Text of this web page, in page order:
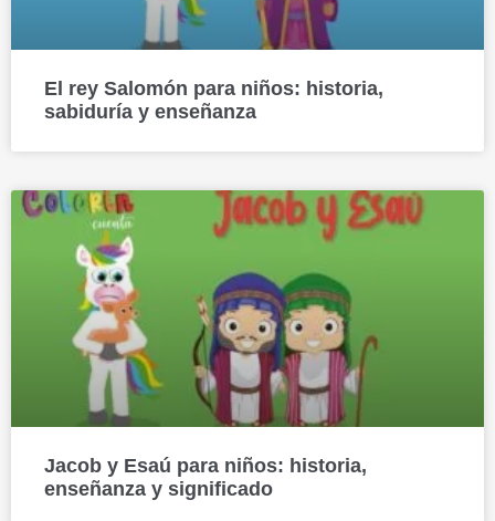
El rey Salomón para niños: historia,
sabiduría y enseñanza
Jacob y Esaú para niños: historia,
enseñanza y significado